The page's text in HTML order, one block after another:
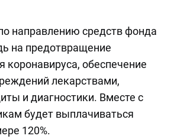
направлению средств фонда
на предотвращение
коронавируса, обеспечение
лекарствами,
и диагностики. Вместе с
будет выплачиваться
120%.